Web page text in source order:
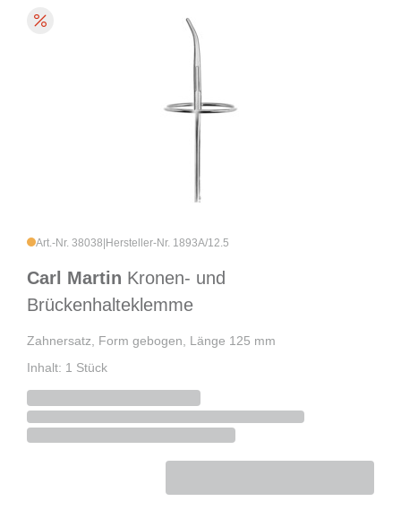
Art.-Nr. 38038 Hersteller-Nr. 1893A/12.5
Carl Martin Kronen- und
Brückenhalteklemme
Zahnersatz, Form gebogen, Länge 125 mm
Inhalt: 1 Stück